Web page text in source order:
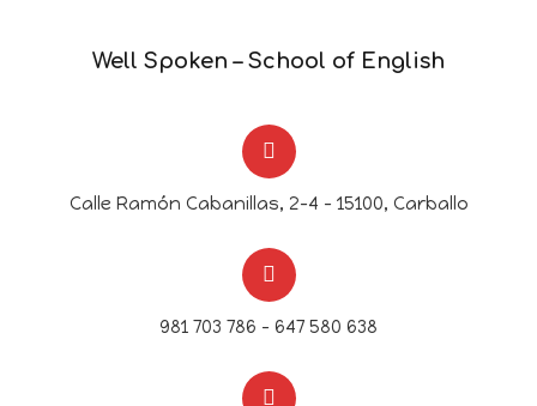
Well Spoken – School of English
Calle Ramón Cabanillas, 2-4 - 15100, Carballo
981 703 786 – 647 580 638